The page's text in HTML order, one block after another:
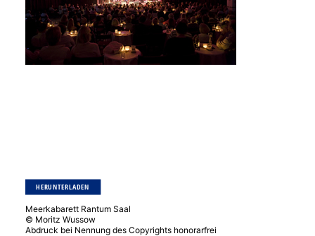
Meerkabarett Rantum Saal
© Moritz Wussow
Abdruck bei Nennung des Copyrights honorarfrei
HERUNTERLADEN